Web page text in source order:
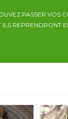
PASSER VOS
REPRENDRONT